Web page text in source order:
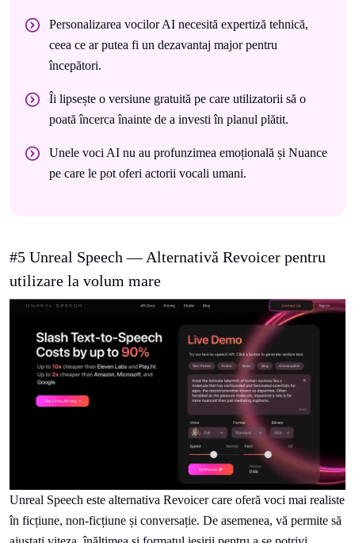
Personalizarea vocilor AI necesită expertiză tehnică,
ceea ce ar putea fi un dezavantaj major pentru
începători.
Îi lipsește o versiune gratuită pe care utilizatorii să o
poată încerca înainte de a investi în planul plătit.
Unele voci AI nu au profunzimea emoțională și Nuance
pe care le pot oferi actorii vocali umani.
#5 Unreal Speech — Alternativă Revoicer pentru
utilizare la volum mare
Unreal Speech este alternativa Revoicer care oferă voci mai realiste
în ficțiune, non-ficțiune și conversație. De asemenea, vă permite să